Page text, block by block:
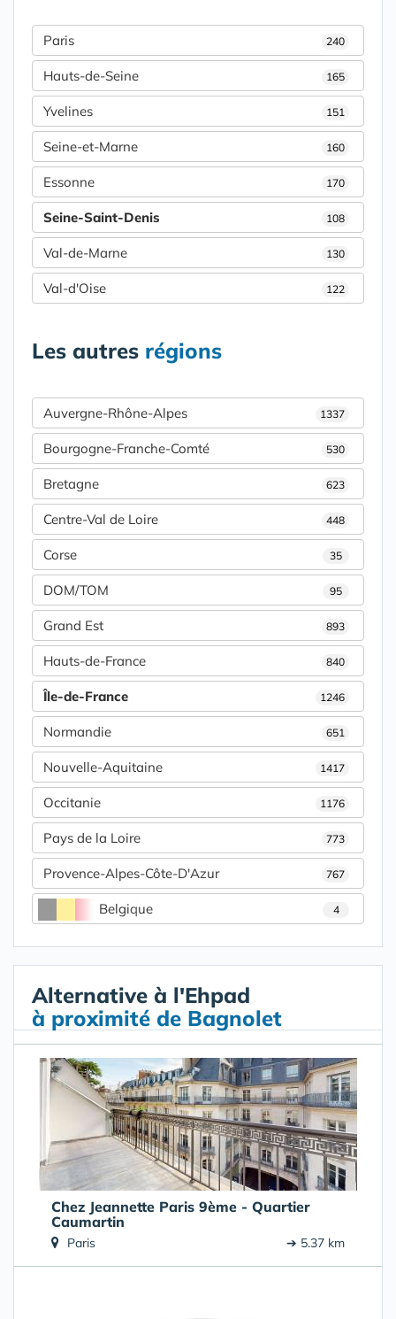
Paris 240
Hauts-de-Seine 165
Yvelines 151
Seine-et-Marne 160
Essonne 170
Seine-Saint-Denis 108
Val-de-Marne 130
Val-d'Oise 122
Les autres régions
Auvergne-Rhône-Alpes 1337
Bourgogne-Franche-Comté 530
Bretagne 623
Centre-Val de Loire 448
Corse 35
DOM/TOM 95
Grand Est 893
Hauts-de-France 840
Île-de-France 1246
Normandie 651
Nouvelle-Aquitaine 1417
Occitanie 1176
Pays de la Loire 773
Provence-Alpes-Côte-D'Azur 767
Belgique 4
Alternative à l'Ehpad
à proximité de Bagnolet
Chez Jeannette Paris 9ème - Quartier
Caumartin
Paris ➔ 5.37 km